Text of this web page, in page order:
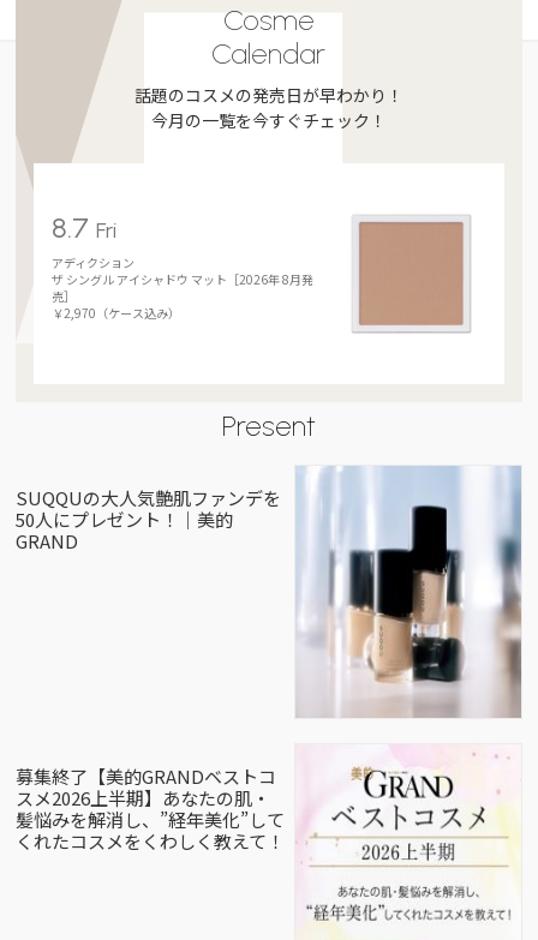
Cosme
Calendar
話題のコスメの発売日が早わかり！
今月の一覧を今すぐチェック！
8.7Fri
アディクション
ザ シングル アイシャドウ マット［2026年 8月発
売］
￥2,970（ケース込み）
Present
SUQQUの大人気艶肌ファンデを
50人にプレゼント！｜美的
GRAND
募集終了【美的GRANDベストコ
スメ2026上半期】あなたの肌・
髪悩みを解消し、”経年美化”して
くれたコスメをくわしく教えて！